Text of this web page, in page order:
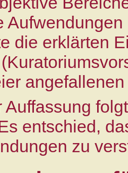
die erklärten
Auffassung
entschied,
zu